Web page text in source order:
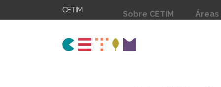
CETIM Sobre CETIM